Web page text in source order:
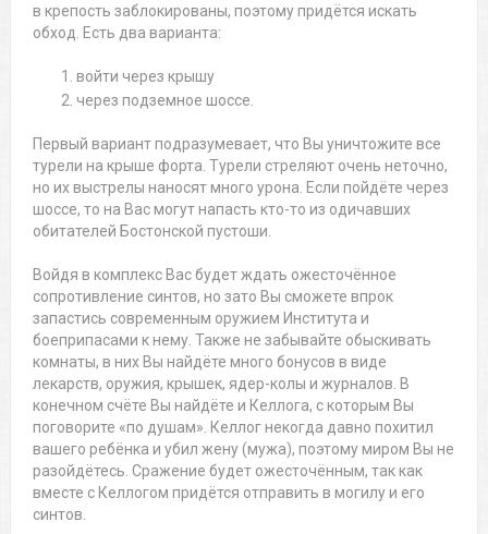
в крепость заблокированы, поэтому придётся искать
обход. Есть два варианта:
войти через крышу
через подземное шоссе.
Первый вариант подразумевает, что Вы уничтожите все
турели на крыше форта. Турели стреляют очень неточно,
но их выстрелы наносят много урона. Если пойдёте через
шоссе, то на Вас могут напасть кто-то из одичавших
обитателей Бостонской пустоши.
Войдя в комплекс Вас будет ждать ожесточённое
сопротивление синтов, но зато Вы сможете впрок
запастись современным оружием Института и
боеприпасами к нему. Также не забывайте обыскивать
комнаты, в них Вы найдёте много бонусов в виде
лекарств, оружия, крышек, ядер-колы и журналов. В
конечном счёте Вы найдёте и Келлога, с которым Вы
поговорите «по душам». Келлог некогда давно похитил
вашего ребёнка и убил жену (мужа), поэтому миром Вы не
разойдётесь. Сражение будет ожесточённым, так как
вместе с Келлогом придётся отправить в могилу и его
синтов.